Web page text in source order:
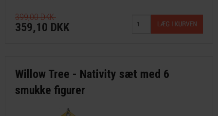
399,00 DKK
359,10 DKK
Willow Tree - Nativity sæt med 6
smukke figurer